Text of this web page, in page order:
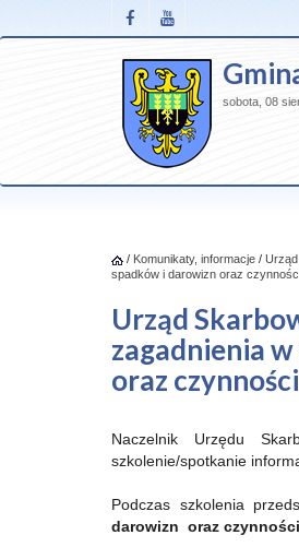
sobota, 08
/ Komunikaty, informacje /
spadków i darowizn oraz
Urząd
zagadnienia
oraz
Naczelnik Urzędu
szkolenie/spotkanie
Podczas szkolenia
darowizn oraz